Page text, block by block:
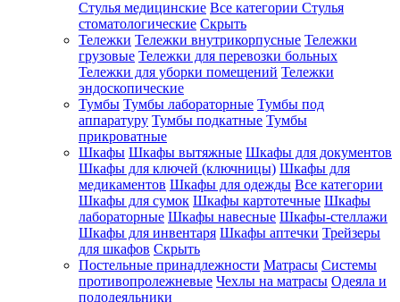
Стулья медицинские Все категории Стулья
стоматологические Скрыть
Тележки Тележки внутрикорпусные Тележки
грузовые Тележки для перевозки больных
Тележки для уборки помещений Тележки
эндоскопические
Тумбы Тумбы лабораторные Тумбы под
аппаратуру Тумбы подкатные Тумбы
прикроватные
Шкафы Шкафы вытяжные Шкафы для документов
Шкафы для ключей (ключницы) Шкафы для
медикаментов Шкафы для одежды Все категории
Шкафы для сумок Шкафы картотечные Шкафы
лабораторные Шкафы навесные Шкафы-стеллажи
Шкафы для инвентаря Шкафы аптечки Трейзеры
для шкафов Скрыть
Постельные принадлежности Матрасы Системы
противопролежневые Чехлы на матрасы Одеяла и
пододеяльники